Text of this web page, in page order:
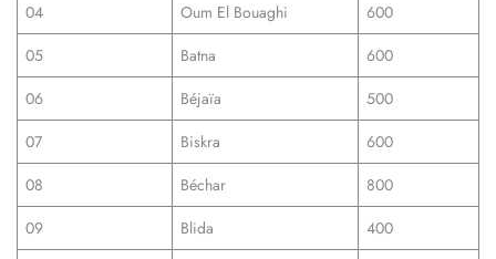
04
Oum El Bouaghi
600
05
Batna
600
06
Béjaïa
500
07
Biskra
600
08
Béchar
800
09
Blida
400